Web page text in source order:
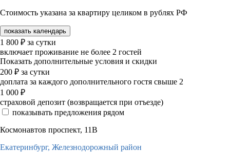
Стоимость указана за квартиру целиком в рублях РФ
показать календарь
1 800 ₽ за сутки
включает проживание не более 2 гостей
Показать дополнительные условия и скидки
200 ₽ за сутки
доплата за каждого дополнительного гостя свыше 2
1 000 ₽
страховой депозит (возвращается при отъезде)
показывать предложения рядом
Космонавтов проспект, 11В
Екатеринбург, Железнодорожный район